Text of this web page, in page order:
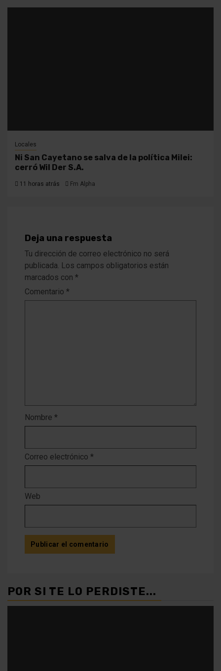
Locales
Ni San Cayetano se salva de la política Milei:
cerró Wil Der S.A.
11 horas atrás Fm Alpha
Deja una respuesta
Tu dirección de correo electrónico no será
publicada. Los campos obligatorios están
marcados con *
Comentario *
Nombre *
Correo electrónico *
Web
POR SI TE LO PERDISTE...